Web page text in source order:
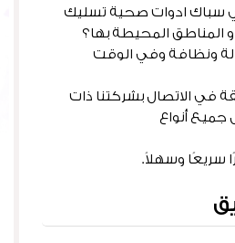
ادوات صحية تسليك
المناطق المحيطة بها؟
ونظافة وفي الوقت
في الاتصال بشركتنا ذات
جميع أنواع
سريعًا وسهلاً.